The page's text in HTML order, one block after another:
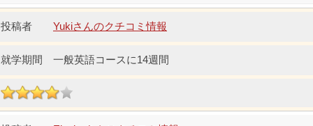
Yukiさんのクチコミ情報
一般英語コースに14週間